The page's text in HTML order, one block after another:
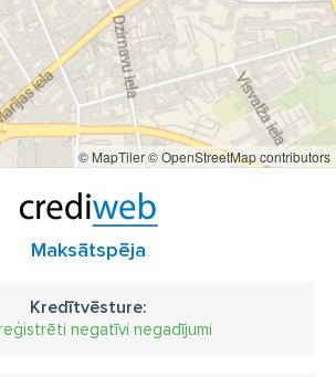
© MapTiler© OpenStreetMap contributors
Maksātspēja
Kredītvēsture:
negatīvi negadījumi